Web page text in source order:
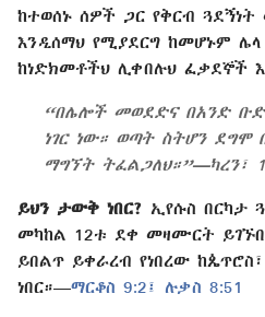
ከተወሰኑ ሰዎች ጋር የቅርብ
እንዲሰማህ የሚያደርግ ከመሆኑም ሌላ
ከነድክመቶችህ ሊቀበሉህ ፈቃደኞች
“በሌሎች መወደድና በአንድ
ነገር ነው። ወጣት ስትሆን ደግሞ
ማግኘት ትፈልጋለህ።”—ካረን፣
ይህን ታውቅ ነበር? ኢየሱስ በርካታ
መካከል 12ቱ ደቀ መዛሙርት
ይበልጥ ይቀራረብ የነበረው
ነበር።—ማርቆስ 9:2፤ ሉቃስ 8:51